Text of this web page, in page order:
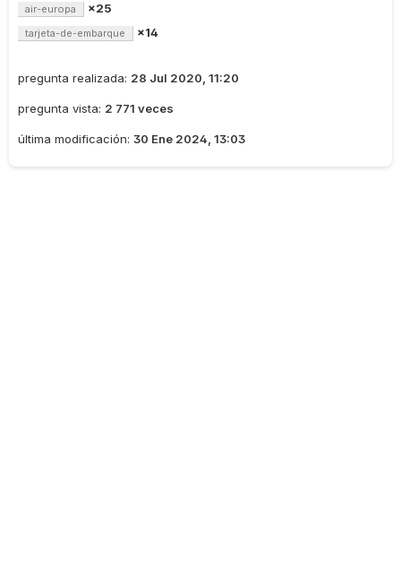
air-europa ×25
tarjeta-de-embarque ×14
pregunta realizada: 28 Jul 2020, 11:20
pregunta vista: 2 771 veces
última modificación: 30 Ene 2024, 13:03